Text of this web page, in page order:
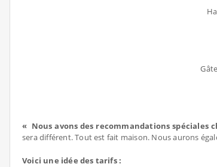
« Nous avons des recommandations spéciales
sera différent. Tout est fait maison. Nous aurons
Voici une idée des tarifs :